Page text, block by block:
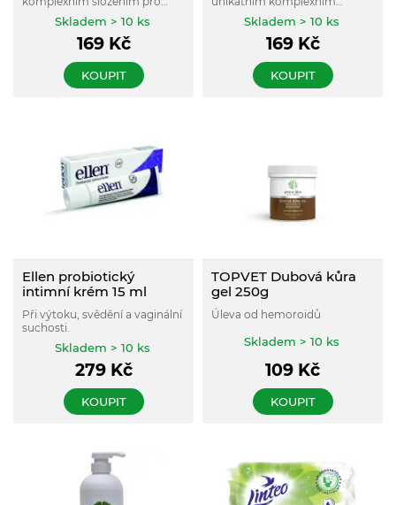
pravidelnou péči o intimní
partie při zvýšeném riziku
kvasinkové nebo bakteriální
Skladem > 10 ks
169Kč
KOUPIT
složením pro pravidelnou
intimní péči při zvýšeném
riziku kvasinkové nebo
Skladem > 10 ks
169Kč
KOUPIT
Ellen probiotický
intimní krém 15 ml
Při výtoku, svědění a vaginální
suchosti.
Skladem > 10 ks
279Kč
KOUPIT
TOPVET Dubová kůra
gel 250g
Úleva od hemoroidů
Skladem > 10 ks
109 Kč
KOUPIT